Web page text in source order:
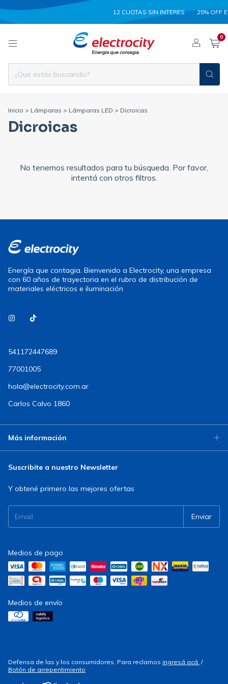
12 CUOTAS SIN INTERES 25% OFF
0
Inicio > Lámparas > Lámparas LED > Dicroicas
Dicroicas
No tenemos resultados para tu búsqueda. Por favor,
intentá con otros filtros.
Energía que contagia. Bienvenido a Electrocity, una empresa
con 60 años de trayectoria en el rubro de distribución de
materiales eléctricos e iluminación
541172447689
77001005
hola@electrocity.com.ar
Carlos Calvo 1860
Más información
Suscribite a nuestro Newsletter
Y obtené primero las mejores ofertas
Medios de pago
Medios de envío
Defensa de las y los consumidores. Para reclamos ingresá acá. /
Botón de arrepentimiento